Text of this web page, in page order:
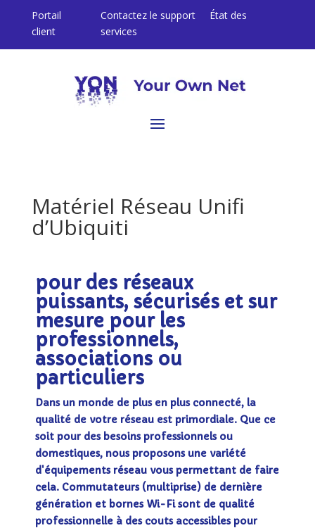
Portail
client
Contactez le support
État des
services
Matériel Réseau Unifi
d’Ubiquiti
pour des réseaux
puissants, sécurisés et sur
mesure pour les
professionnels,
associations ou
particuliers
Dans un monde de plus en plus connecté, la
qualité de votre réseau est primordiale. Que ce
soit pour des besoins professionnels ou
domestiques, nous proposons une variété
d'équipements réseau vous permettant de faire
cela. Commutateurs (multiprise) de dernière
génération et bornes Wi-Fi sont de qualité
professionnelle à des couts accessibles pour